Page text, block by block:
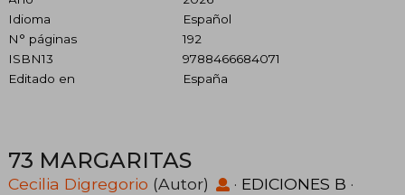
Idioma
Español
N° páginas
192
ISBN13
9788466684071
Editado en
España
73 MARGARITAS
Cecilia Digregorio (Autor) · EDICIONES B ·